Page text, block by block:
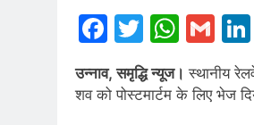
Facebook
Twitter
उन्नाव, समृद्धि न्यूज। स्थानीय
शव को पोस्टमार्टम के लिए भेज